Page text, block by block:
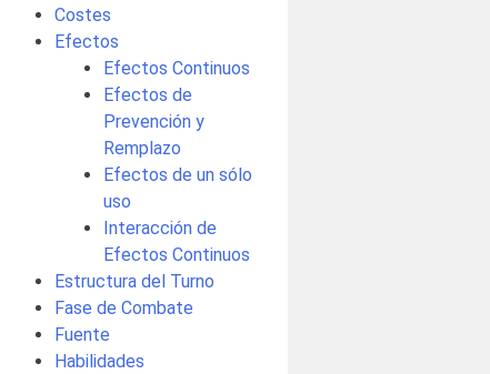
Costes
Efectos
Efectos Continuos
Efectos de
Prevención y
Remplazo
Efectos de un sólo
uso
Interacción de
Efectos Continuos
Estructura del Turno
Fase de Combate
Fuente
Habilidades